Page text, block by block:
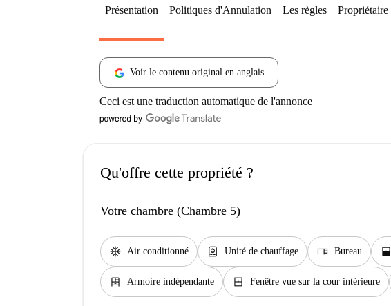
Présentation Politiques d'Annulation Les règles Propriétaire
Voir le contenu original en anglais
Ceci est une traduction automatique de l'annonce
Qu'offre cette propriété ?
Votre chambre (Chambre 5)
ac_unit Air conditionné water_heater Unité de chauffage desk Bureau window_open
dresser Armoire indépendante window_closed Fenêtre vue sur la cour intérieure